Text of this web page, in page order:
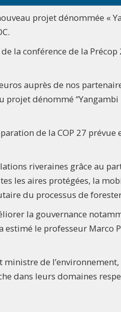
projet dénommée «
de la conférence de la
auprès de nos
dénommé ‘’Yangambi
de la COP 27 prévue
riveraines grâce au
les aires protégées, la
du processus de
la gouvernance
le professeur Marco
de l’environnement,
dans leurs domaines